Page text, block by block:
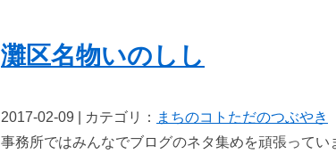
灘区名物いのしし
2017-02-09 | カテゴリ： まちのコト ただのつぶやき
事務所ではみんなでブログのネタ集めを頑張って